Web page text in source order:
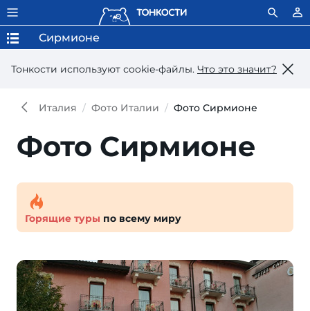
Тонкости используют сookie-файлы. Что это значит?
Сирмионе
Италия Фото Италии Фото Сирмионе
Фото Сирмионе
Горящие туры по всему миру